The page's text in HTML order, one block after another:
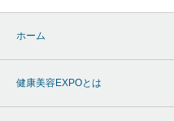
ホーム
健康美容EXPOとは